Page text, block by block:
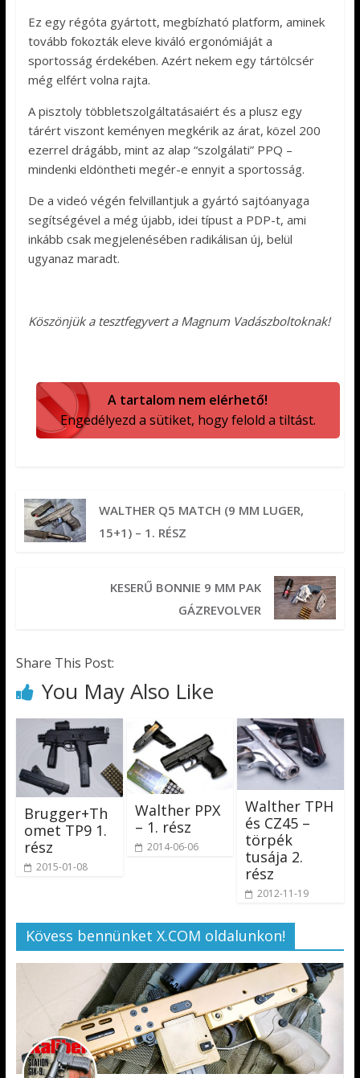
Ez egy régóta gyártott, megbízható platform, aminek
tovább fokozták eleve kiváló ergonómiáját a
sportosság érdekében. Azért nekem egy tártölcsér
még elfért volna rajta.
A pisztoly többletszolgáltatásaiért és a plusz egy
tárért viszont keményen megkérik az árat, közel 200
ezerrel drágább, mint az alap “szolgálati” PPQ –
mindenki eldöntheti megér-e ennyit a sportosság.
De a videó végén felvillantjuk a gyártó sajtóanyaga
segítségével a még újabb, idei típust a PDP-t, ami
inkább csak megjelenésében radikálisan új, belül
ugyanaz maradt.
Köszönjük a tesztfegyvert a Magnum Vadászboltoknak!
A tartalom nem elérhető!
Engedélyezd a sütiket, hogy felold a tiltást.
WALTHER Q5 MATCH (9 MM LUGER,
15+1) – 1. RÉSZ
KESERŰ BONNIE 9 MM PAK
GÁZREVOLVER
Share This Post:
You May Also Like
Brugger+Th
omet TP9 1.
rész
2015-01-08
Walther PPX
– 1. rész
2014-06-06
Walther TPH
és CZ45 –
törpék
tusája 2.
rész
2012-11-19
Kövess bennünket X.COM oldalunkon!